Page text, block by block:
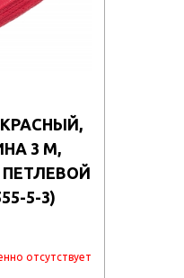
КРАСНЫЙ,
3 М,
5-3)
отсутствует